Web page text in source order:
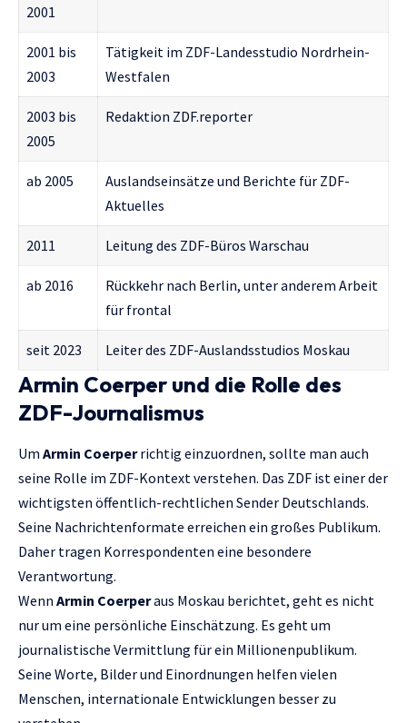
2001
2001 bis
2003
Tätigkeit im ZDF-Landesstudio Nordrhein-
Westfalen
2003 bis
2005
Redaktion ZDF.reporter
ab 2005
Auslandseinsätze und Berichte für ZDF-
Aktuelles
2011 Leitung des ZDF-Büros Warschau
ab 2016
Rückkehr nach Berlin, unter anderem Arbeit
für frontal
seit 2023 Leiter des ZDF-Auslandsstudios Moskau
Armin Coerper und die Rolle des
ZDF-Journalismus
Um Armin Coerperrichtig einzuordnen, sollte man auch
seine Rolle im ZDF-Kontext verstehen. Das ZDF ist einer der
wichtigsten öffentlich-rechtlichen Sender Deutschlands.
Seine Nachrichtenformate erreichen ein großes Publikum.
Daher tragen Korrespondenten eine besondere
Verantwortung.
Wenn Armin Coerperaus Moskau berichtet, geht es nicht
nur um eine persönliche Einschätzung. Es geht um
journalistische Vermittlung für ein Millionenpublikum.
Seine Worte, Bilder und Einordnungen helfen vielen
Menschen, internationale Entwicklungen besser zu